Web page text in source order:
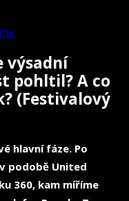
výsadní
pohltil? A co
(Festivalový
hlavní fáze. Po
podobě United
360, kam míříme